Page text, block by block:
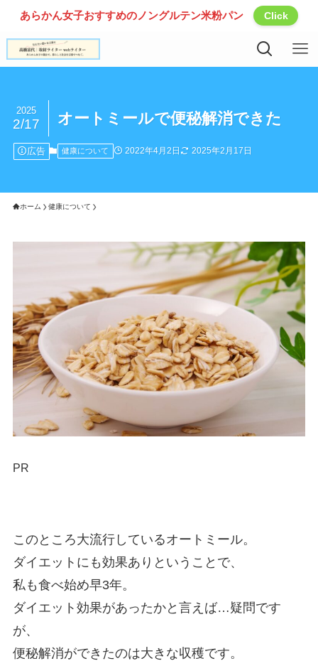
あらかん女子おすすめのノングルテン米粉パン Click
オートミールで便秘解消できた
2025
2/17
広告 健康について 2022年4月2日 2025年2月17日
ホーム 健康について
PR
このところ大流行しているオートミール。
ダイエットにも効果ありということで、
私も食べ始め早3年。
ダイエット効果があったかと言えば…疑問です
が、
便秘解消ができたのは大きな収穫です。